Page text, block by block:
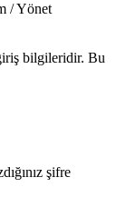
/ Yönet
bilgileridir. Bu
şifre